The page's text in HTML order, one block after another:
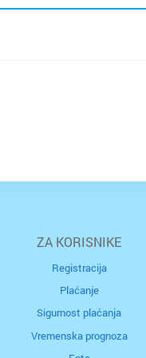
ZA KORISNIKE
Registracija
Plaćanje
Sigurnost plaćanja
Vremenska prognoza